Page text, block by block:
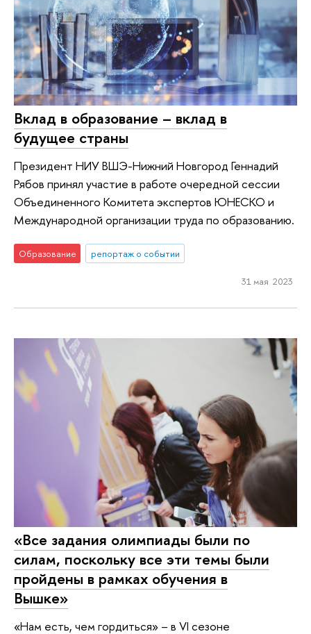
Вклад в образование – вклад в
будущее страны
Президент НИУ ВШЭ-Нижний Новгород Геннадий
Рябов принял участие в работе очередной сессии
Объединенного Комитета экспертов ЮНЕСКО и
Международной организации труда по образованию.
Образование репортаж о событии
31 мая 2023
«Все задания олимпиады были по
силам, поскольку все эти темы были
пройдены в рамках обучения в
Вышке»
«Нам есть, чем гордиться» – в VI сезоне